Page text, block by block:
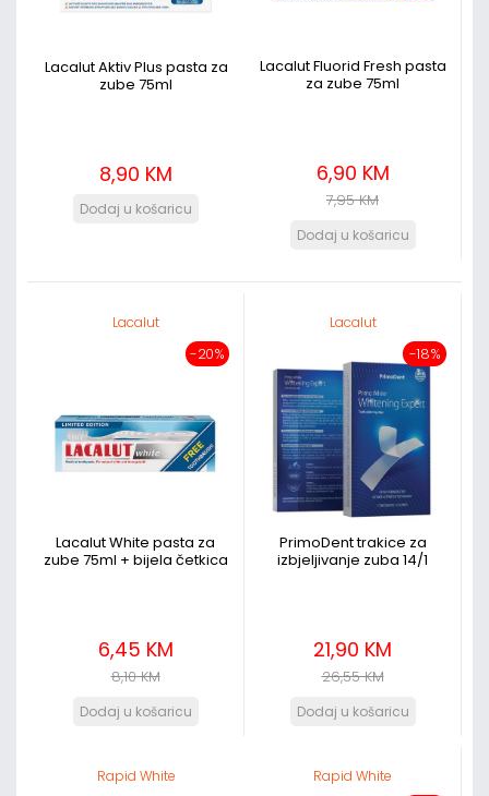
Lacalut Aktiv Plus pasta za
zube 75ml
8,90 KM
Lacalut Fluorid Fresh pasta
za zube 75ml
6,90 KM
7,95 KM
Lacalut
-20%
Lacalut White pasta za
zube 75ml + bijela četkica
6,45 KM
8,10 KM
Lacalut
-18%
PrimoDent trakice za
izbjeljivanje zuba 14/1
21,90 KM
26,55 KM
Rapid White Rapid White